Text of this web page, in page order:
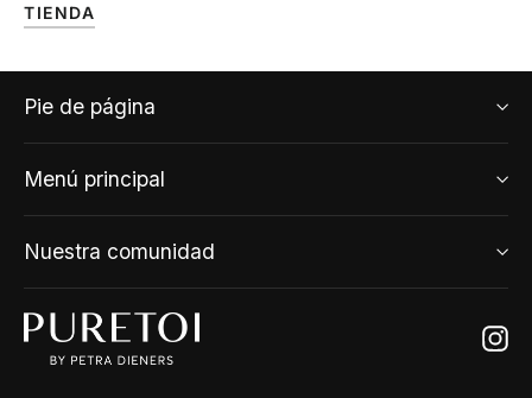
TIENDA
Pie de página
Menú principal
Nuestra comunidad